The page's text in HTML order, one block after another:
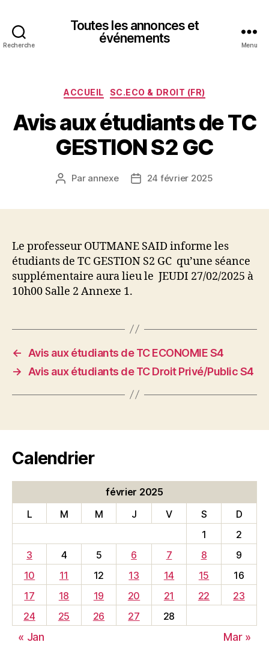
Recherche
Toutes les annonces et
événements
Menu
Catégories
ACCUEIL SC.ECO & DROIT (FR)
Avis aux étudiants de TC
GESTION S2 GC
Auteur
Par annexe
Date24 février 2025
Le professeur OUTMANE SAID informe les
étudiants de TC GESTION S2 GC qu’une séance
supplémentaire aura lieu le JEUDI 27/02/2025 à
10h00 Salle 2 Annexe 1.
←
Avis aux étudiants de TC ECONOMIE S4
→
Avis aux étudiants de TC Droit Privé/Public S4
Calendrier
février 2025
L
M M J V S
D
1
2
3
4 5 6 7 8
9
10
11 12 13 14 15
16
17
18 19 20 21 22
23
24
25 26 27 28
« Jan Mar »